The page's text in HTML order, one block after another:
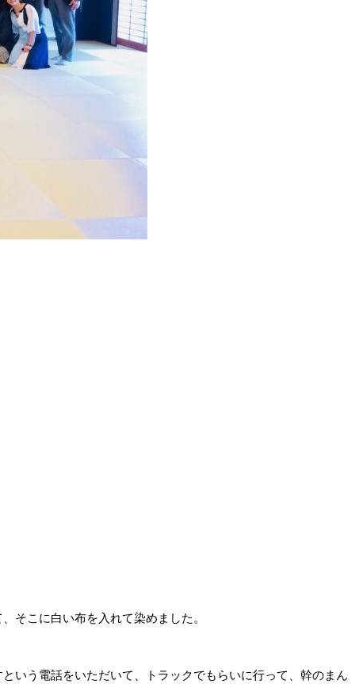
そこに白い布を入れて染めました。
いう電話をいただいて、トラックでもらいに行って、幹のまん